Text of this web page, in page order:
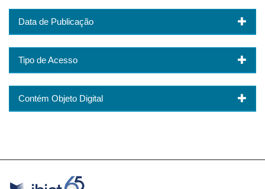
Data de Publicação
Tipo de Acesso
Contém Objeto Digital